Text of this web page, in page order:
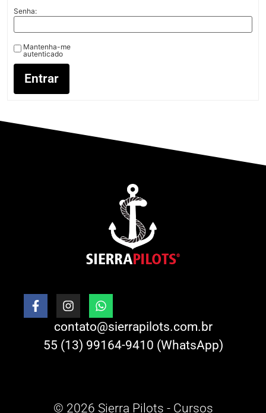
Senha:
Mantenha-me
autenticado
Entrar
contato@sierrapilots.com.br
55 (13) 99164-9410 (WhatsApp)
© 2026 Sierra Pilots - Cursos